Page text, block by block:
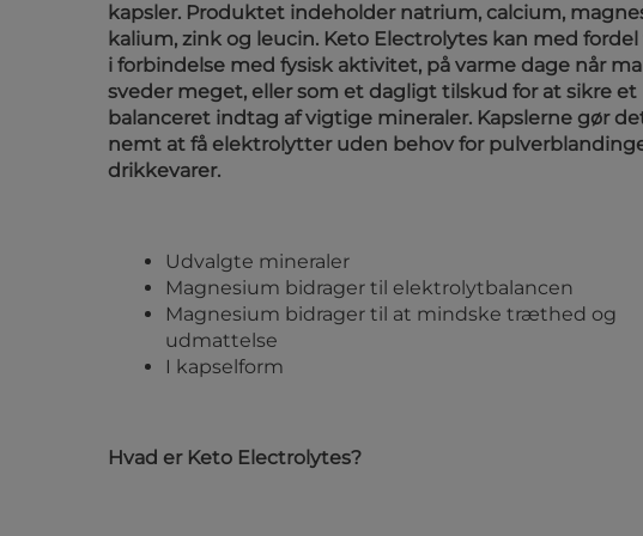
kapsler. Produktet indeholder natrium, calcium,
kalium, zink og leucin. Keto Electrolytes kan med fordel
i forbindelse med fysisk aktivitet, på varme dage når
sveder meget, eller som et dagligt tilskud for at sikre et
balanceret indtag af vigtige mineraler. Kapslerne gør
nemt at få elektrolytter uden behov for
drikkevarer.
Udvalgte mineraler
Magnesium bidrager til elektrolytbalancen
Magnesium bidrager til at mindske træthed og
udmattelse
I kapselform
Hvad er Keto Electrolytes?